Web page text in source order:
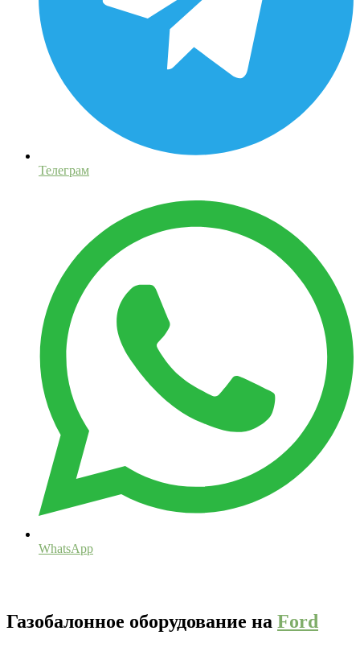
Телеграм
WhatsApp
Газобалонное оборудование на Ford